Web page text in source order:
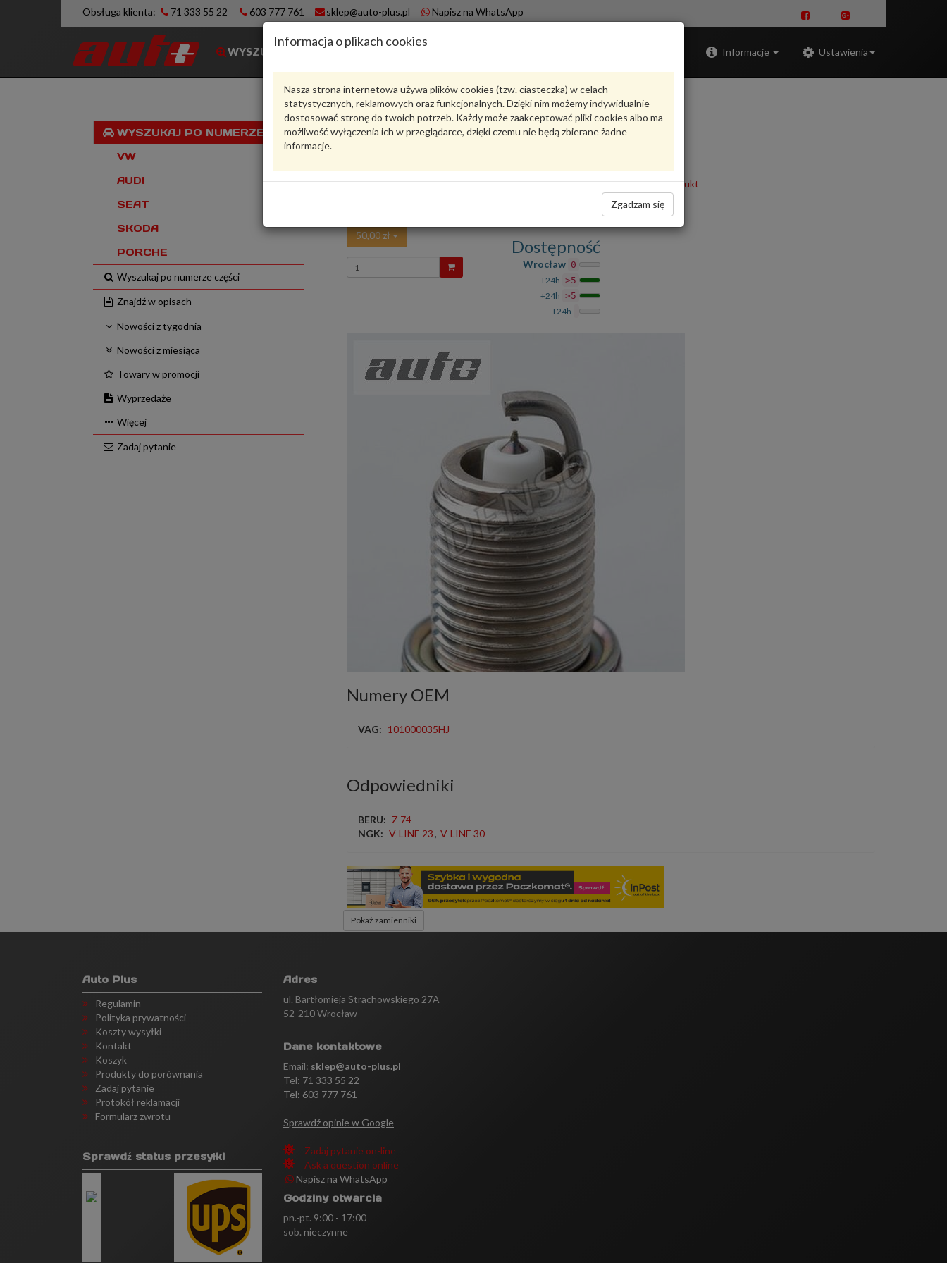
Obsługa klienta: 71 333 55 22 603 777 761 sklep@auto-plus.pl Napisz na WhatsApp
WYSZUKIWARKA Informacje Ustawienia
Informacja o plikach cookies
Nasza strona internetowa używa plików cookies (tzw. ciasteczka) w celach
statystycznych, reklamowych oraz funkcjonalnych. Dzięki nim możemy indywidualnie
dostosować stronę do twoich potrzeb. Każdy może zaakceptować pliki cookies albo ma
możliwość wyłączenia ich w przeglądarce, dzięki czemu nie będą zbierane żadne
informacje.
Zgadzam się
WYSZUKAJ PO NUMERZE VIN
VW
AUDI
SEAT
SKODA
PORCHE
Wyszukaj po numerze części
Znajdź w opisach
Nowości z tygodnia
Nowości z miesiąca
Towary w promocji
Wyprzedaże
Więcej
Zadaj pytanie
Karta produktu
Ocena produktuśrednio5.00, oddano głosów:1 oceń produkt
Zadaj pytanie o produkt
50,00 zł
Wprowadź
ilość
Dostępność
Wrocław 0
+24h >5
+24h >5
+24h
Numery OEM
VAG: 101000035HJ
Odpowiedniki
BERU: Z 74
NGK: V-LINE 23, V-LINE 30
Pokaż zamienniki
Auto Plus
Regulamin
Polityka prywatności
Koszty wysyłki
Kontakt
Koszyk
Produkty do porównania
Zadaj pytanie
Protokół reklamacji
Formularz zwrotu
Sprawdź status przesyłki
Adres
ul. Bartłomieja Strachowskiego 27A
52-210 Wrocław
Dane kontaktowe
Email: sklep@auto-plus.pl
Tel: 71 333 55 22
Tel: 603 777 761
Sprawdź opinie w Google
Zadaj pytanie on-line
Ask a question online
Napisz na WhatsApp
Godziny otwarcia
pn.-pt. 9:00 - 17:00
sob. nieczynne